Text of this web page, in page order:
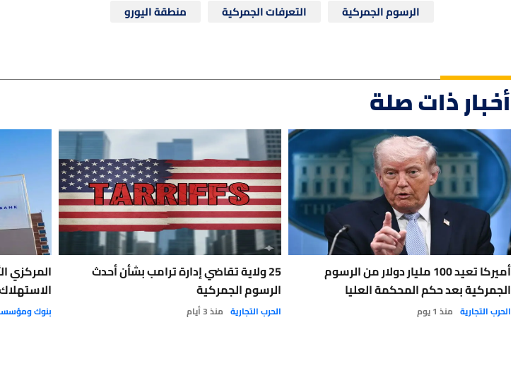
الرسوم الجمركية
التعرفات الجمركية منطقة اليورو
أخبار ذات صلة
أميركا تعيد 100 مليار دولار من الرسوم
الجمركية بعد حكم المحكمة العليا
الحرب التجارية منذ 1 يوم
25 ولاية تقاضي إدارة ترامب بشأن أحدث
الرسوم الجمركية
الحرب التجارية منذ 3 أيام
المركزي
بنوك